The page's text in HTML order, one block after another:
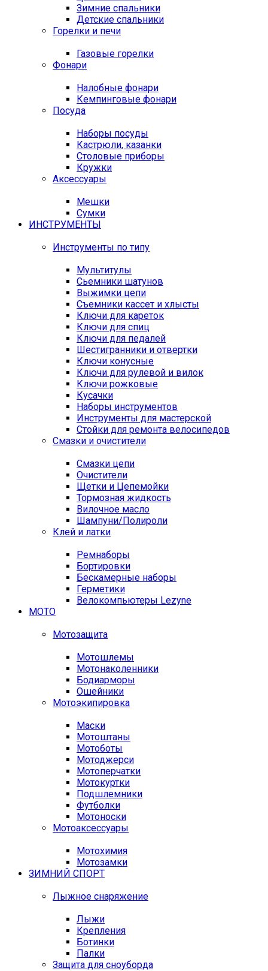
Зимние спальники
Детские спальники
Горелки и печи
Газовые горелки
Фонари
Налобные фонари
Кемпинговые фонари
Посуда
Наборы посуды
Кастрюли, казанки
Столовые приборы
Кружки
Аксессуары
Мешки
Сумки
ИНСТРУМЕНТЫ
Инструменты по типу
Мультитулы
Сьемники шатунов
Выжимки цепи
Съемники кассет и хлысты
Ключи для кареток
Ключи для спиц
Ключи для педалей
Шестигранники и отвертки
Ключи конусные
Ключи для рулевой и вилок
Ключи рожковые
Кусачки
Наборы инструментов
Инструменты для мастерской
Стойки для ремонта велосипедов
Смазки и очистители
Смазки цепи
Очистители
Щетки и Цепемойки
Тормозная жидкость
Вилочное масло
Шампуни/Полироли
Клей и латки
Ремнаборы
Бортировки
Бескамерные наборы
Герметики
Велокомпьютеры Lezyne
МОТО
Мотозащита
Мотошлемы
Мотонаколенники
Бодиарморы
Ошейники
Мотоэкипировка
Маски
Мотоштаны
Мотоботы
Мотоджерси
Мотоперчатки
Мотокуртки
Подшлемники
Футболки
Мотоноски
Мотоаксессуары
Мотохимия
Мотозамки
ЗИМНИЙ СПОРТ
Лыжное снаряжение
Лыжи
Крепления
Ботинки
Палки
Защита для сноуборда